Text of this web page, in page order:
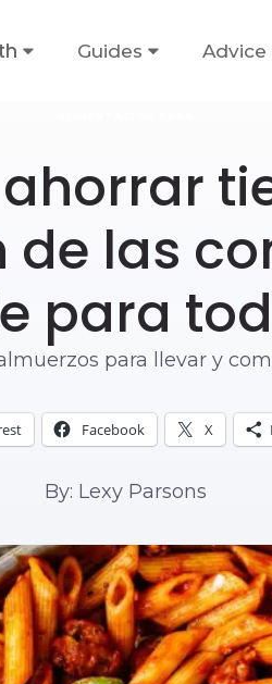
Guides Advice
las
para
para llevar y
Facebook X
By: Lexy Parsons